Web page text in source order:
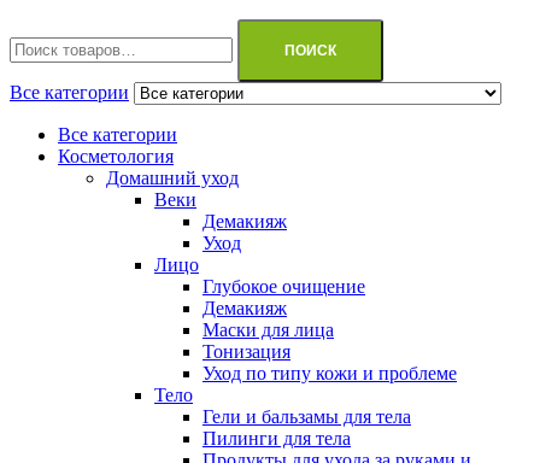
ПОИСК
Все категории
Все категории
Косметология
Домашний уход
Веки
Демакияж
Уход
Лицо
Глубокое очищение
Демакияж
Маски для лица
Тонизация
Уход по типу кожи и проблеме
Тело
Гели и бальзамы для тела
Пилинги для тела